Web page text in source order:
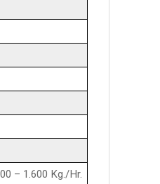
– 1.600 Kg./Hr.